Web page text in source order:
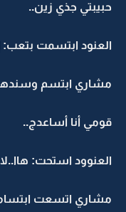
حبيبتي جذي زين..
العنود ابتسمت
مشاري ابتسم
قومي أنا أساعدج..
العنوود استحت:
مشاري اتسعت